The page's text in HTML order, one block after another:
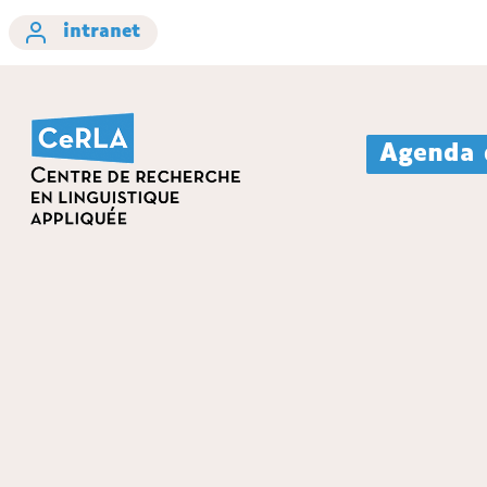
intranet
Agenda